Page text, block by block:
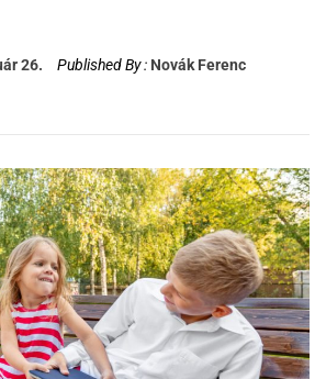
26. Published By : Novák Ferenc